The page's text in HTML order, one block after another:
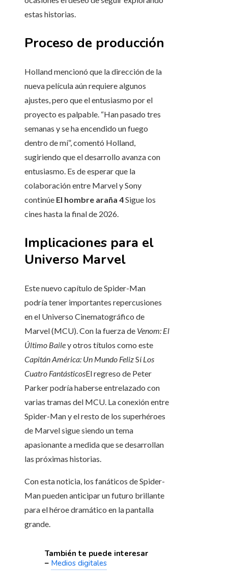
estas historias.
Proceso de producción
Holland mencionó que la dirección de la
nueva película aún requiere algunos
ajustes, pero que el entusiasmo por el
proyecto es palpable. “Han pasado tres
semanas y se ha encendido un fuego
dentro de mí”, comentó Holland,
sugiriendo que el desarrollo avanza con
entusiasmo. Es de esperar que la
colaboración entre Marvel y Sony
continúe El hombre araña 4Sigue los
cines hasta la final de 2026.
Implicaciones para el
Universo Marvel
Este nuevo capítulo de Spider-Man
podría tener importantes repercusiones
en el Universo Cinematográfico de
Marvel (MCU). Con la fuerza de Venom: El
Último Bailey otros títulos como este
Capitán América: Un Mundo FelizSíLos
Cuatro FantásticosEl regreso de Peter
Parker podría haberse entrelazado con
varias tramas del MCU. La conexión entre
Spider-Man y el resto de los superhéroes
de Marvel sigue siendo un tema
apasionante a medida que se desarrollan
las próximas historias.
Con esta noticia, los fanáticos de Spider-
Man pueden anticipar un futuro brillante
para el héroe dramático en la pantalla
grande.
También te puede interesar
– Medios digitales